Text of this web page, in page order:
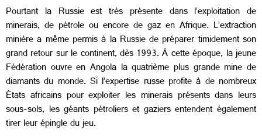
Pourtant la Russie est très présente dans l’exploitation de
minerais, de pétrole ou encore de gaz en Afrique. L’extraction
minière a même permis à la Russie de préparer timidement son
grand retour sur le continent, dès 1993. À cette époque, la jeune
Fédération ouvre en Angola la quatrième plus grande mine de
diamants du monde. Si l’expertise russe profite à de nombreux
États africains pour exploiter les minerais présents dans leurs
sous-sols, les géants pétroliers et gaziers entendent également
tirer leur épingle du jeu.